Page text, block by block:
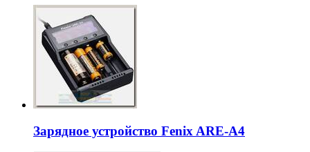
Зарядное устройство Fenix ARE-A4